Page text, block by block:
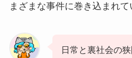
まざまな事件に巻き込まれて
日常と裏社会の